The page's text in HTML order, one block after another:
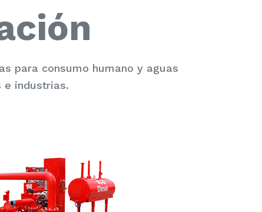
para consumo humano y aguas
e industrias.